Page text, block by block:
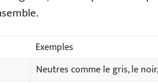
Exemples
Neutres comme le gris, le